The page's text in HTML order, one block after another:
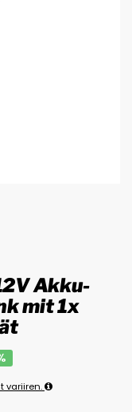
Akku-
mit 1x
variiren.